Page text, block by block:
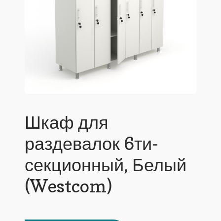
Шкаф для
раздевалок 6ти-
секционный, Белый
(Westcom)